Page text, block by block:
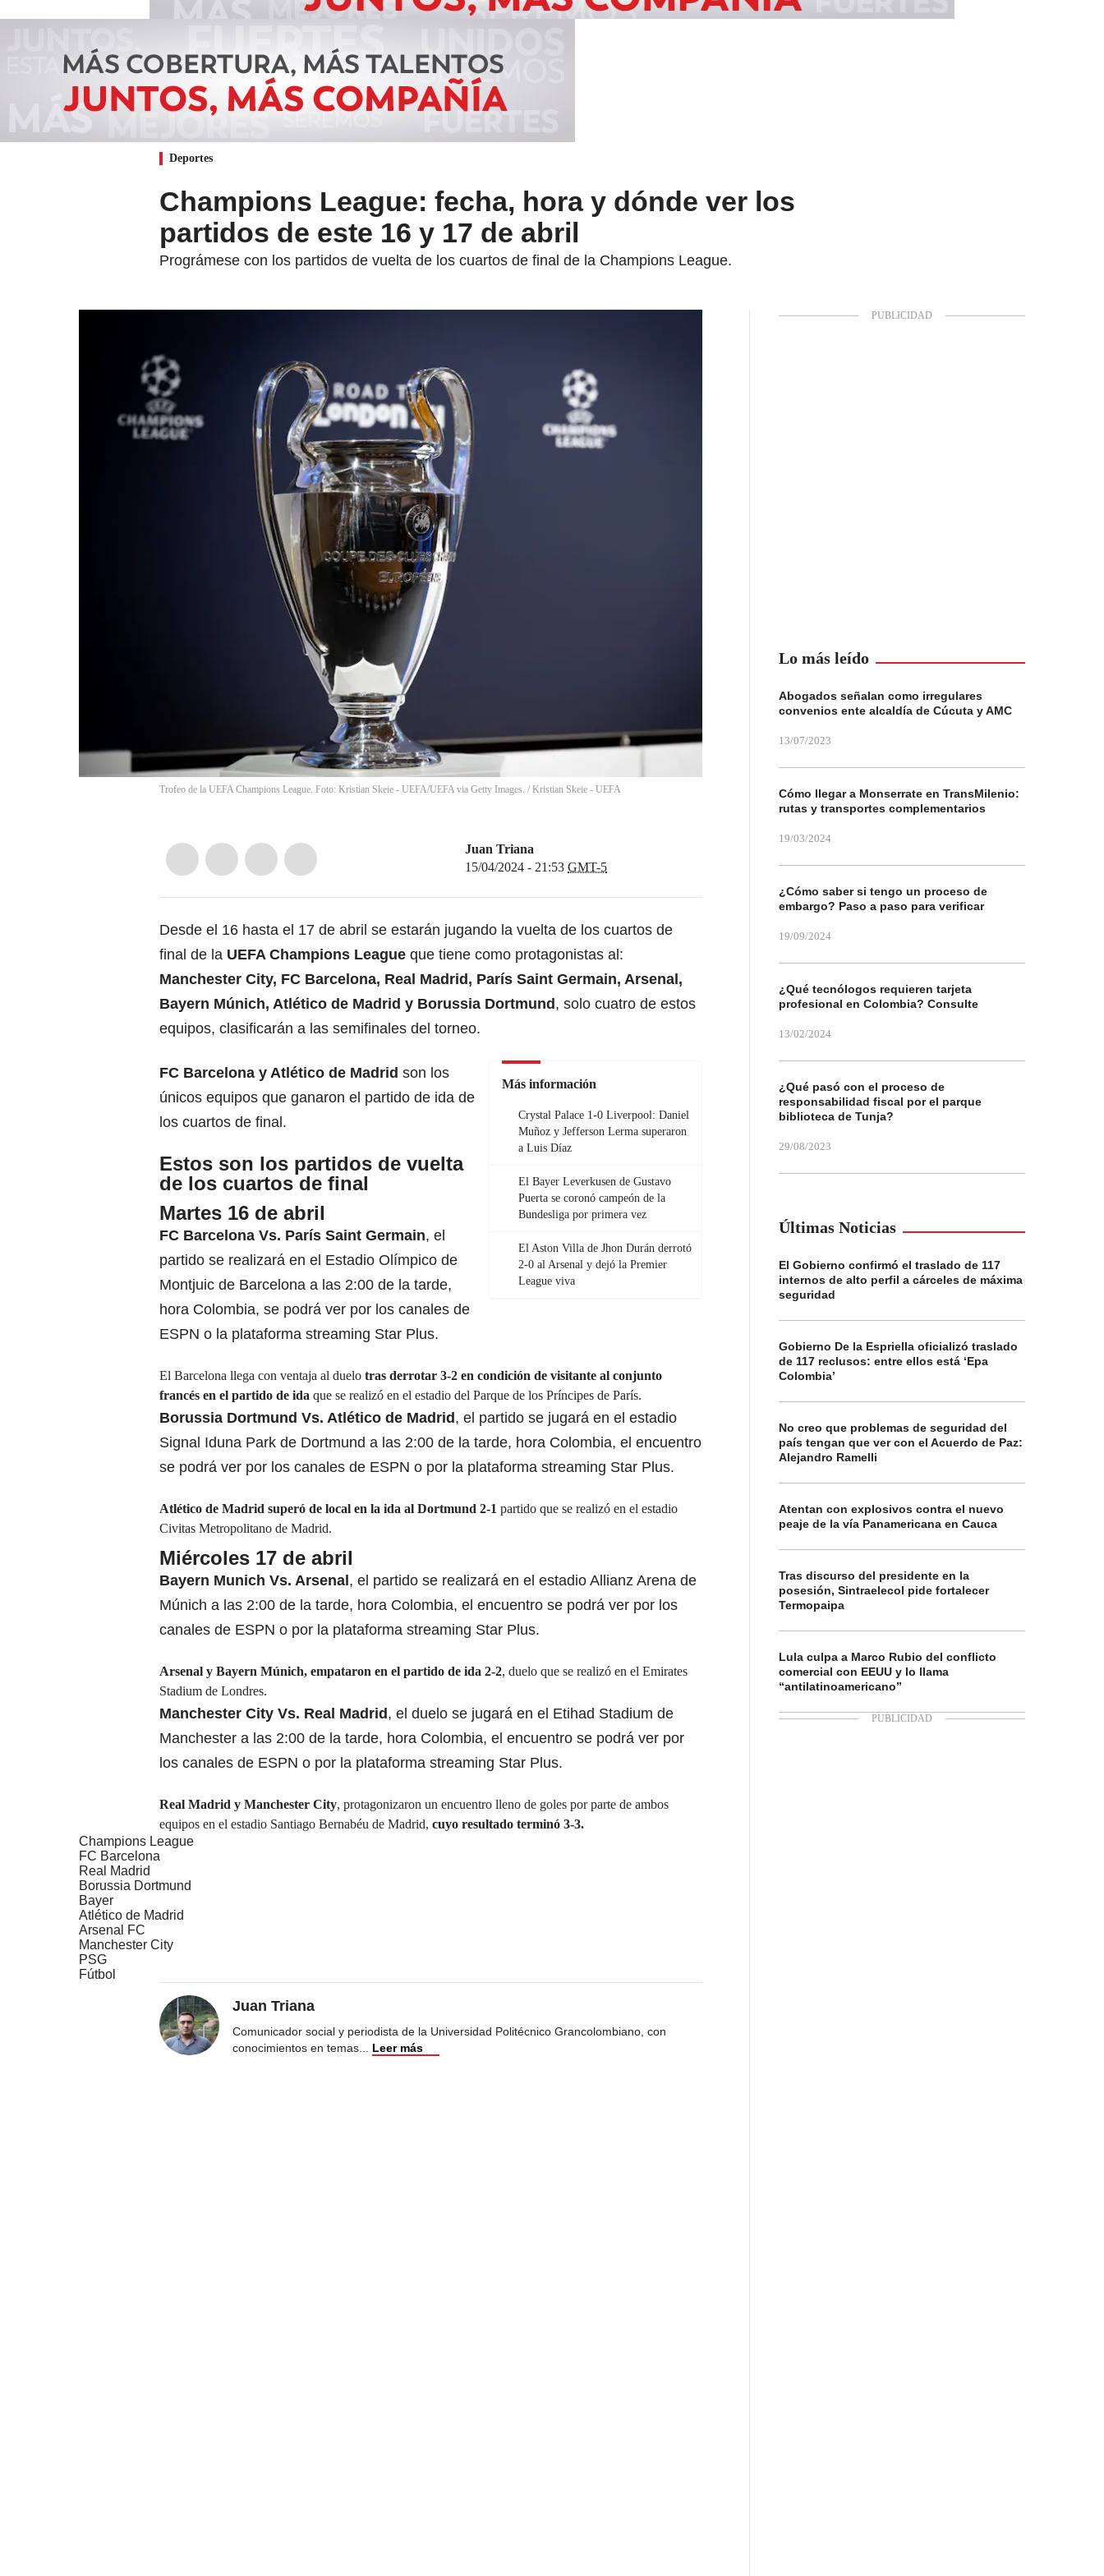
Deportes
Champions League: fecha, hora y dónde ver los
partidos de este 16 y 17 de abril
Prográmese con los partidos de vuelta de los cuartos de final de la Champions League.
Trofeo de la UEFA Champions League. Foto: Kristian Skeie - UEFA/UEFA via Getty Images. / Kristian Skeie - UEFA
Juan Triana
15/04/2024 - 21:53 GMT-5
Desde el 16 hasta el 17 de abril se estarán jugando la vuelta de los cuartos de
final de la UEFA Champions League que tiene como protagonistas al:
Manchester City, FC Barcelona, Real Madrid , París Saint Germain, Arsenal,
Bayern Múnich, Atlético de Madrid y Borussia Dortmund , solo cuatro de estos
equipos, clasificarán a las semifinales del torneo.
Más información
Crystal Palace 1-0 Liverpool: Daniel
Muñoz y Jefferson Lerma superaron
a Luis Díaz
El Bayer Leverkusen de Gustavo
Puerta se coronó campeón de la
Bundesliga por primera vez
El Aston Villa de Jhon Durán derrotó
2-0 al Arsenal y dejó la Premier
League viva
FC Barcelona y Atlético de Madrid son los
únicos equipos que ganaron el partido de ida de
los cuartos de final.
Estos son los partidos de vuelta
de los cuartos de final
Martes 16 de abril
FC Barcelona Vs. París Saint Germain, el
partido se realizará en el Estadio Olímpico de
Montjuic de Barcelona a las 2:00 de la tarde,
hora Colombia, se podrá ver por los canales de
ESPN o la plataforma streaming Star Plus.
El Barcelona llega con ventaja al duelo tras derrotar 3-2 en condición de visitante al conjunto
francés en el partido de ida que se realizó en el estadio del Parque de los Príncipes de París.
Borussia Dortmund Vs. Atlético de Madrid , el partido se jugará en el estadio
Signal Iduna Park de Dortmund a las 2:00 de la tarde, hora Colombia, el encuentro
se podrá ver por los canales de ESPN o por la plataforma streaming Star Plus.
Atlético de Madrid superó de local en la ida al Dortmund 2-1 partido que se realizó en el estadio
Civitas Metropolitano de Madrid.
Miércoles 17 de abril
Bayern Munich Vs. Arsenal , el partido se realizará en el estadio Allianz Arena de
Múnich a las 2:00 de la tarde, hora Colombia, el encuentro se podrá ver por los
canales de ESPN o por la plataforma streaming Star Plus.
Arsenal y Bayern Múnich, empataron en el partido de ida 2-2, duelo que se realizó en el Emirates
Stadium de Londres.
Manchester City Vs. Real Madrid , el duelo se jugará en el Etihad Stadium de
Manchester a las 2:00 de la tarde, hora Colombia, el encuentro se podrá ver por
los canales de ESPN o por la plataforma streaming Star Plus.
Real Madrid y Manchester City, protagonizaron un encuentro lleno de goles por parte de ambos
equipos en el estadio Santiago Bernabéu de Madrid, cuyo resultado terminó 3-3.
Champions League
FC Barcelona
Real Madrid
Borussia Dortmund
Bayer
Atlético de Madrid
Arsenal FC
Manchester City
PSG
Fútbol
Juan Triana
Comunicador social y periodista de la Universidad Politécnico Grancolombiano, con
conocimientos en temas... Leer más
Lo más leído
Abogados señalan como irregulares
convenios ente alcaldía de Cúcuta y AMC
13/07/2023
Cómo llegar a Monserrate en TransMilenio:
rutas y transportes complementarios
19/03/2024
¿Cómo saber si tengo un proceso de
embargo? Paso a paso para verificar
19/09/2024
¿Qué tecnólogos requieren tarjeta
profesional en Colombia? Consulte
13/02/2024
¿Qué pasó con el proceso de
responsabilidad fiscal por el parque
biblioteca de Tunja?
29/08/2023
Últimas Noticias
El Gobierno confirmó el traslado de 117
internos de alto perfil a cárceles de máxima
seguridad
Gobierno De la Espriella oficializó traslado
de 117 reclusos: entre ellos está ‘Epa
Colombia’
No creo que problemas de seguridad del
país tengan que ver con el Acuerdo de Paz:
Alejandro Ramelli
Atentan con explosivos contra el nuevo
peaje de la vía Panamericana en Cauca
Tras discurso del presidente en la
posesión, Sintraelecol pide fortalecer
Termopaipa
Lula culpa a Marco Rubio del conflicto
comercial con EEUU y lo llama
“antilatinoamericano”